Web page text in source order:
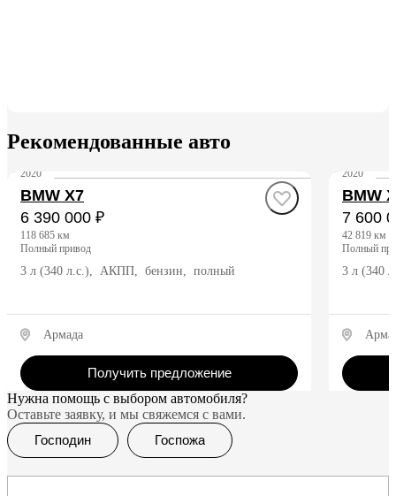
Рекомендованные авто
BMW X7
2020
6 390 000 ₽
118 685 км
полный привод
3 л (340 л.с.), АКПП, бензин, полный
Армада
Получить предложение
BMW
2020
7 600
42 819 км
полный
3 л (340
Нужна помощь с выбором автомобиля?
Оставьте заявку, и мы свяжемся с вами.
Господин
Госпожа